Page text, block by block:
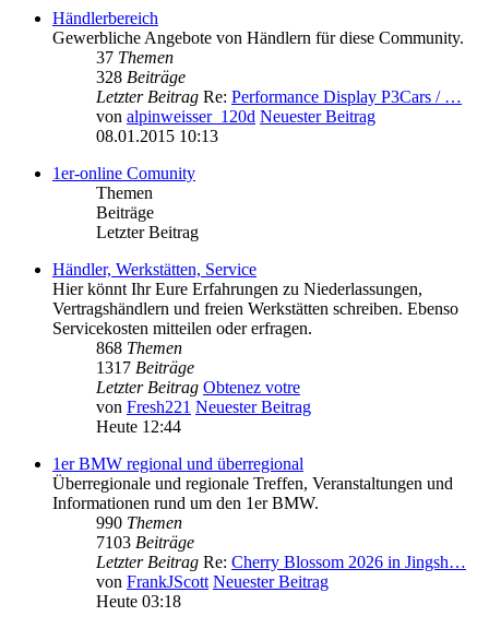
Händlerbereich
Gewerbliche Angebote von Händlern für diese Community.
37 Themen
328 Beiträge
Letzter Beitrag Re: Performance Display P3Cars / …
von alpinweisser_120d Neuester Beitrag
08.01.2015 10:13
1er-online Comunity
Themen
Beiträge
Letzter Beitrag
Händler, Werkstätten, Service
Hier könnt Ihr Eure Erfahrungen zu Niederlassungen,
Vertragshändlern und freien Werkstätten schreiben. Ebenso
Servicekosten mitteilen oder erfragen.
868 Themen
1317 Beiträge
Letzter Beitrag Obtenez votre
von Fresh221 Neuester Beitrag
Heute 12:44
1er BMW regional und überregional
Überregionale und regionale Treffen, Veranstaltungen und
Informationen rund um den 1er BMW.
990 Themen
7103 Beiträge
Letzter Beitrag Re: Cherry Blossom 2026 in Jingsh…
von FrankJScott Neuester Beitrag
Heute 03:18